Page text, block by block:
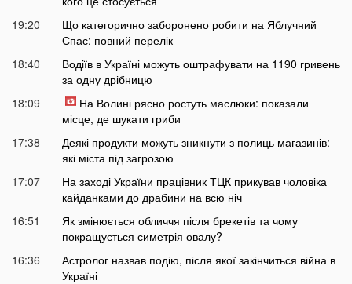
19:20
Що категорично заборонено робити на Яблучний
Спас: повний перелік
18:40
Водіїв в Україні можуть оштрафувати на 1190 гривень
за одну дрібницю
18:09
На Волині рясно ростуть маслюки: показали
місце, де шукати гриби
17:38
Деякі продукти можуть зникнути з полиць магазинів:
які міста під загрозою
17:07
На заході України працівник ТЦК прикував чоловіка
кайданками до драбини на всю ніч
16:51
Як змінюється обличчя після брекетів та чому
покращується симетрія овалу?
16:36
Астролог назвав подію, після якої закінчиться війна в
Україні